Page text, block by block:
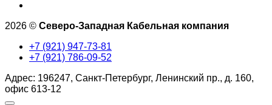
2026 © Северо-Западная Кабельная компания
+7 (921) 947-73-81
+7 (921) 786-09-52
Адрес: 196247, Санкт-Петербург, Ленинский пр., д. 160,
офис 613-12